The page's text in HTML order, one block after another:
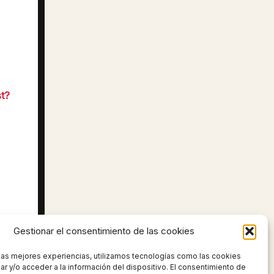
Gestionar el consentimiento de las cookies
mejores experiencias, utilizamos tecnologías como las cookies
y/o acceder a la información del dispositivo. El consentimiento de